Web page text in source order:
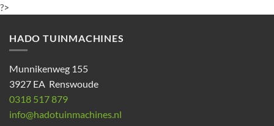
?>
HADO TUINMACHINES
Munnikenweg 155
3927 EA Renswoude
0318 517 879
info@hadotuinmachines.nl